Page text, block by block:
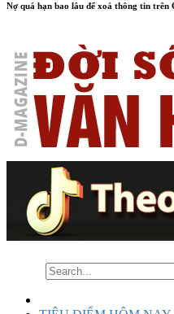
Nợ quá hạn bao lâu để xoá thông tin trên